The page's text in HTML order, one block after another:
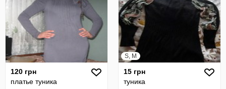
120 грн
платье туника
S, M
15 грн
туника